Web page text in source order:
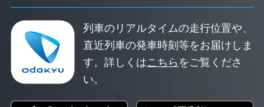
列車のリアルタイムの走行位置や、
直近列車の発車時刻等をお届けしま
す。詳しくはこちら をご覧くださ
い。